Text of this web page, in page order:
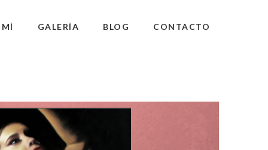
MÍ GALERÍA BLOG CONTACTO